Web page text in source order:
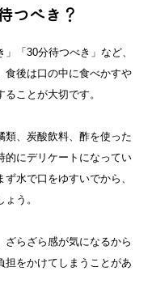
つべき？
「30分待つべき」など、
食後は口の中に食べかすや
ことが大切です。
類、炭酸飲料、酢を使った
的にデリケートになってい
水で口をゆすいでから、
う。
らざら感が気になるから
担をかけてしまうことがあ